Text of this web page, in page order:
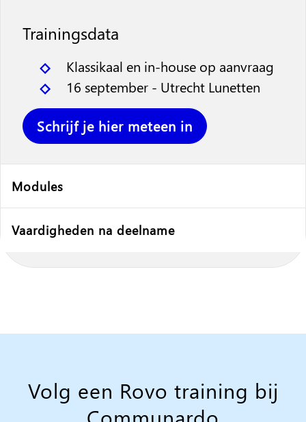
Trainingsdata
Klassikaal en in-house op aanvraag
16 september - Utrecht Lunetten
Schrijf je hier meteen in
Modules
Vaardigheden na deelname
Volg een Rovo training bij